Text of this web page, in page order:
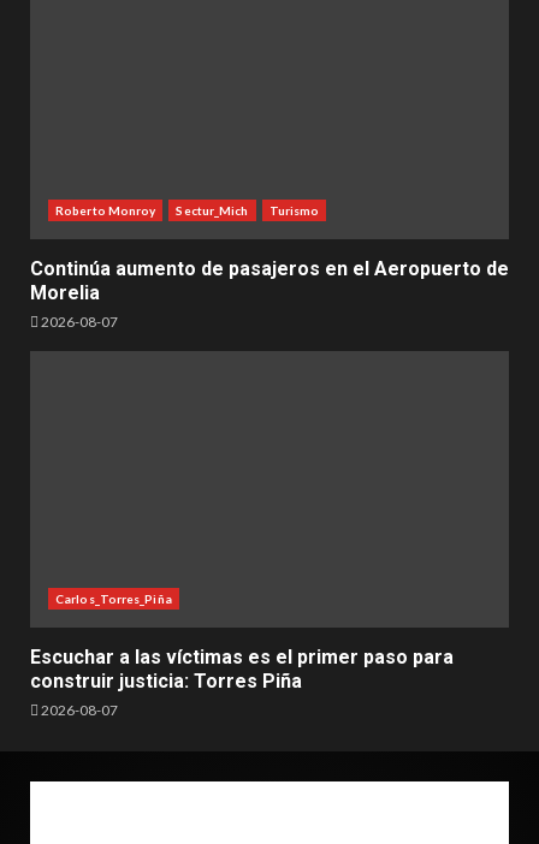
Roberto Monroy Sectur_Mich Turismo
Continúa aumento de pasajeros en el Aeropuerto de
Morelia
2026-08-07
Carlos_Torres_Piña
Escuchar a las víctimas es el primer paso para
construir justicia: Torres Piña
2026-08-07